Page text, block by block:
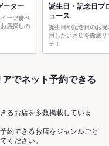
ーター
ーツ食べ
店探しの
誕生日・記念日プ
ュース
誕生日や記念日のお祝
用したいお店を徹底リ
チ！
でネット予約できる
るお店を多数掲載していま
約できるお店をジャンルごと
ください。